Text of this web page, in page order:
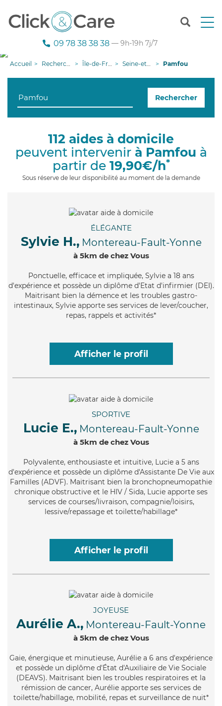
T
n
g
09 78 38 38 38 — 9h-19h 7j/7
Accueil Recherche aide à domicile Île-de-France Seine-et-Marne Pamfou
Rechercher
112 aides à domicile
peuvent intervenir à Pamfou à
partir de 19,90€/h*
Sous réserve de leur disponibilité au moment de la demande
ÉLÉGANTE
Sylvie H., Montereau-Fault-Yonne
à 5km de chez Vous
Ponctuelle, efficace et impliquée, Sylvie a 18 ans
d'expérience et possède un diplôme d'Etat d'infirmier (DEI).
Maitrisant bien la démence et les troubles gastro-
intestinaux, Sylvie apporte ses services de lever/coucher,
repas, rappels et activités*
Afficher le profil
SPORTIVE
Lucie E., Montereau-Fault-Yonne
à 5km de chez Vous
Polyvalente, enthousiaste et intuitive, Lucie a 5 ans
d'expérience et possède un diplôme d'Assistante De Vie aux
Familles (ADVF). Maitrisant bien la bronchopneumopathie
chronique obstructive et le HIV / Sida, Lucie apporte ses
services de courses/livraison, compagnie/loisirs,
lessive/repassage et toilette/habillage*
Afficher le profil
JOYEUSE
Aurélie A., Montereau-Fault-Yonne
à 5km de chez Vous
Gaie, énergique et minutieuse, Aurélie a 6 ans d'expérience
et possède un diplôme d'État d'Auxiliaire de Vie Sociale
(DEAVS). Maitrisant bien les troubles respiratoires et la
rémission de cancer, Aurélie apporte ses services de
toilette/habillage, mobilité, repas et surveillance de nuit*